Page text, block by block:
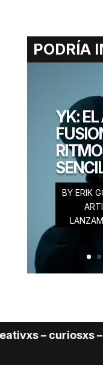
ERIK
GONZALEZ
AGOSTO 28,
PODRÍA
YK: EL
BY ERIK
curiosxs –